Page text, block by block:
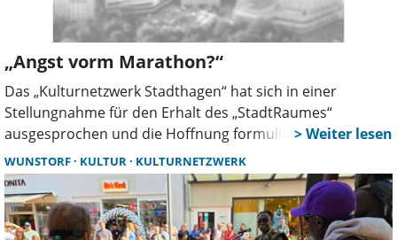
„Angst vorm Marathon?“
Das „Kulturnetzwerk Stadthagen“ hat sich in einer
Stellungnahme für den Erhalt des „StadtRaumes“
ausgesprochen und die Hoffnung formuliert, dass der
Stadtrat von dessen Schließung absieht.
WUNSTORF KULTUR KULTURNETZWERK